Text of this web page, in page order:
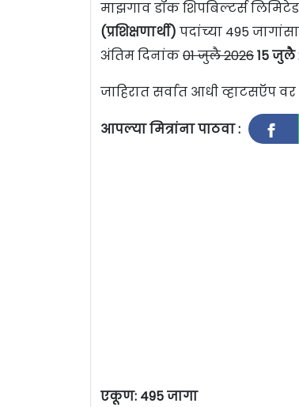
माझगाव डॉक शिपबिल्टर्स
(प्रशिक्षणार्थी) पदांच्या 495
अंतिम दिनांक01 जुलै 202615 जुलै
जाहिरात सर्वात आधी व्हाटसऍप
आपल्या मित्रांना पाठवा :
एकूण: 495 जागा